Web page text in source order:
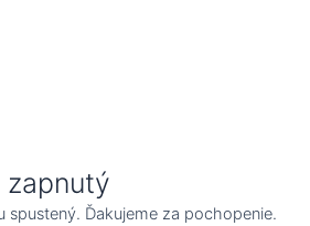
spustený. Ďakujeme za pochopenie.